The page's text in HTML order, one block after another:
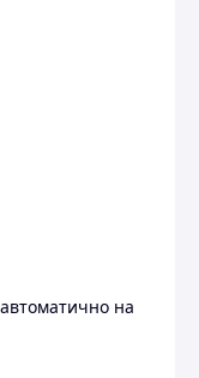
на